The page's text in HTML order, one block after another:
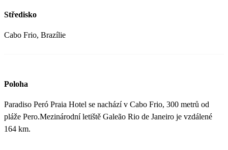
Středisko
Cabo Frio, Brazílie
Poloha
Paradiso Peró Praia Hotel se nachází v Cabo Frio, 300 metrů od
pláže Pero.Mezinárodní letiště Galeão Rio de Janeiro je vzdálené
164 km.